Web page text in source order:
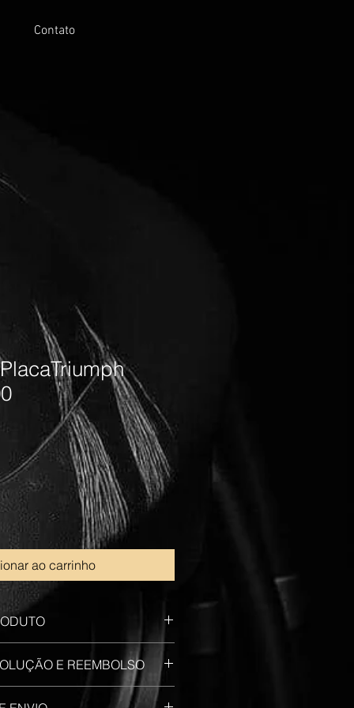
Contato
ao carrinho
em aço
E REEMBOLSO
informar seus clientes sobre o